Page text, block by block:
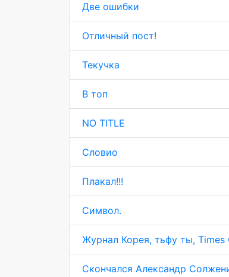
Две ошибки
Отличный пост!
Текучка
В топ
NO TITLE
Словио
Плакал!!!
Символ.
Журнал Корея, тьфу ты, Times
Скончался Александр